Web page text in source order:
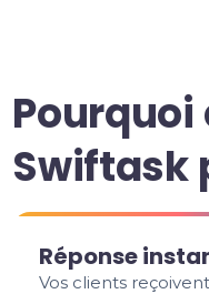
Swiftask
Réponse
Vos clients